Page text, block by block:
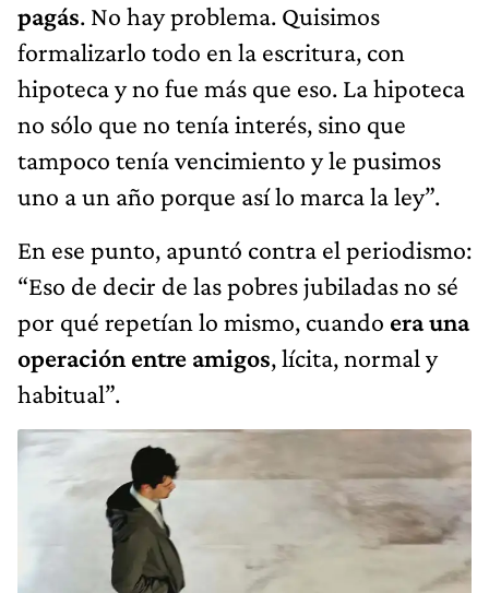
pagás. No hay problema. Quisimos
formalizarlo todo en la escritura, con
hipoteca y no fue más que eso. La hipoteca
no sólo que no tenía interés, sino que
tampoco tenía vencimiento y le pusimos
uno a un año porque así lo marca la ley”.
En ese punto, apuntó contra el periodismo:
“Eso de decir de las pobres jubiladas no sé
por qué repetían lo mismo, cuando era una
operación entre amigos, lícita, normal y
habitual”.